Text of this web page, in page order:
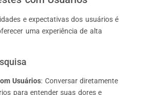
e expectativas dos usuários é
uma experiência de alta
Usuários: Conversar diretamente
para entender suas dores e